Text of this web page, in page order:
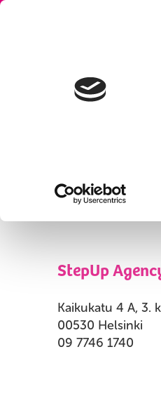
StepUp
Kaikukatu 4 A, 3.
00530 Helsinki
09 7746 1740